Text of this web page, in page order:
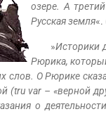
озере. А
Русская земля«.
»Историки
Рюрика,
слов. О Рюрике
(tru var – «верной
о